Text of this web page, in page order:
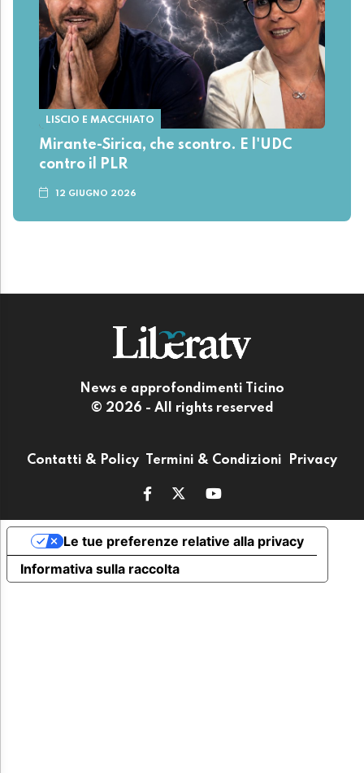
LISCIO E MACCHIATO
Mirante-Sirica, che scontro. E l'UDC
contro il PLR
12 GIUGNO 2026
News e approfondimenti Ticino
© 2026 - All rights reserved
Contatti & Policy Termini & Condizioni Privacy
Informativa sulla raccolta
Le tue preferenze relative alla privacy